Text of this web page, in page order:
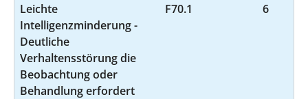
Leichte
Intelligenzminderung -
Deutliche
Verhaltensstörung die
Beobachtung oder
Behandlung erfordert
F70.1 6